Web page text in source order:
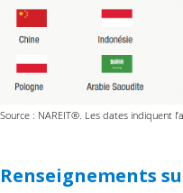
Source : NAREIT®. Les dates indiquent
Renseignements